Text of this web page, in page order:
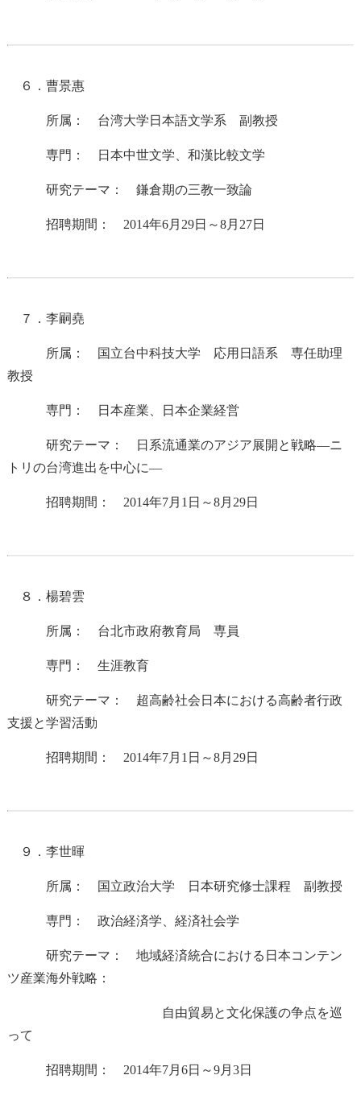
６．曹景惠
所属： 台湾大学日本語文学系 副教授
専門： 日本中世文学、和漢比較文学
研究テーマ： 鎌倉期の三教一致論
招聘期間： 2014年6月29日～8月27日
７．李嗣堯
所属： 国立台中科技大学 応用日語系 専任助理
教授
専門： 日本産業、日本企業経営
研究テーマ： 日系流通業のアジア展開と戦略―ニ
トリの台湾進出を中心に―
招聘期間： 2014年7月1日～8月29日
８．楊碧雲
所属： 台北市政府教育局 専員
専門： 生涯教育
研究テーマ： 超高齢社会日本における高齢者行政
支援と学習活動
招聘期間： 2014年7月1日～8月29日
９．李世暉
所属： 国立政治大学 日本研究修士課程 副教授
専門： 政治経済学、経済社会学
研究テーマ： 地域経済統合における日本コンテン
ツ産業海外戦略：
自由貿易と文化保護の争点を巡
って
招聘期間： 2014年7月6日～9月3日